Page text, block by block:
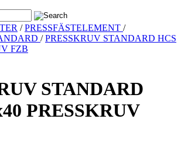
/PRESSFÄSTELEMENT /
/PRESSKRUV STANDARD HCS
FZB
STANDARD
PRESSKRUV